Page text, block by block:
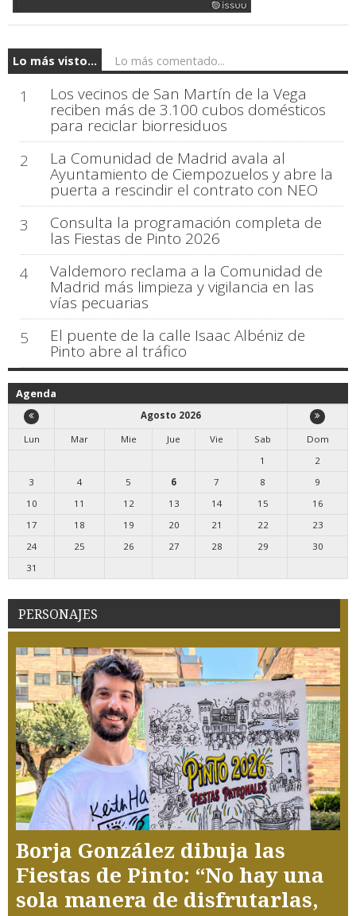
Lo más visto... Lo más comentado...
1 Los vecinos de San Martín de la Vega
reciben más de 3.100 cubos domésticos
para reciclar biorresiduos
2
La Comunidad de Madrid avala al
Ayuntamiento de Ciempozuelos y abre la
puerta a rescindir el contrato con NEO
3
Consulta la programación completa de
las Fiestas de Pinto 2026
4
Valdemoro reclama a la Comunidad de
Madrid más limpieza y vigilancia en las
vías pecuarias
5
El puente de la calle Isaac Albéniz de
Pinto abre al tráfico
Agenda
Agosto 2026
Lun
Mar Mie Jue Vie Sab
Dom
1
2
3
4 5 6 7 8
9
10
11 12 13 14 15
16
17
18 19 20 21 22
23
24
25 26 27 28 29
30
31
PERSONAJES
Borja González dibuja las
Fiestas de Pinto: “No hay una
sola manera de disfrutarlas,